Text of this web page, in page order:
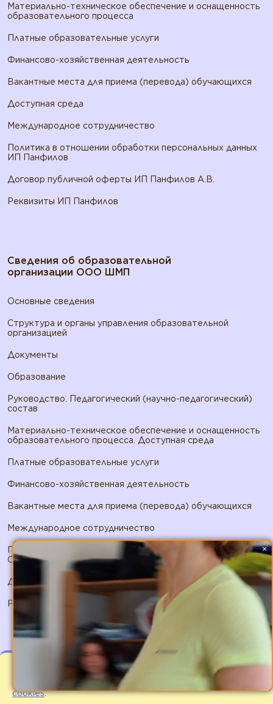
Материально-техническое обеспечение и оснащенность
образовательного процесса
Платные образовательные услуги
Финансово-хозяйственная деятельность
Вакантные места для приема (перевода) обучающихся
Доступная среда
Международное сотрудничество
Политика в отношении обработки персональных данных
ИП Панфилов
Договор публичной оферты ИП Панфилов А.В.
Реквизиты ИП Панфилов
Сведения об образовательной
организации ООО ШМП
Основные сведения
Структура и органы управления образовательной
организацией
Документы
Образование
Руководство. Педагогический (научно-педагогический)
состав
Материально-техническое обеспечение и оснащенность
образовательного процесса. Доступная среда
Платные образовательные услуги
Финансово-хозяйственная деятельность
Вакантные места для приема (перевода) обучающихся
Международное сотрудничество
Политика в отношении обработки персональных данных
ООО ШМП
Договор публичной оферты ООО ШМП
Реквизиты ООО ШМП
2026 © ИП Панфилов А.В.. Все права защищены
×
Мы используем файлы cookies для улучшения
работы сайта. Оставаясь на нашем сайте Вы
соглашаетесь сусловиями использования файлов
cookies.